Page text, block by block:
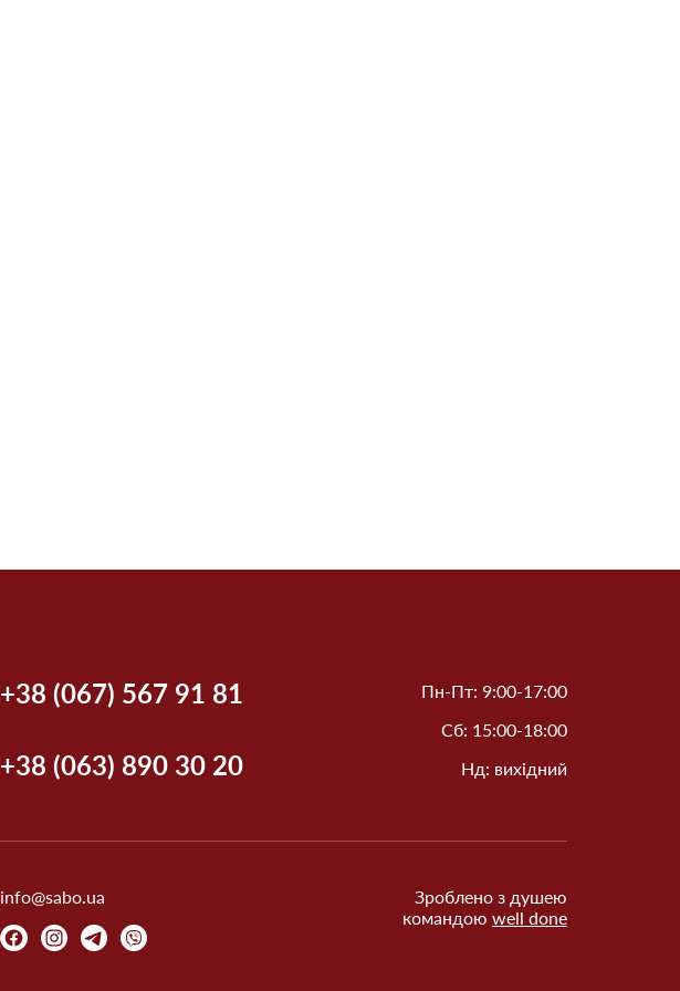
+38 (067) 567 91 81
+38 (063) 890 30 20
Пн-Пт: 9:00-17:00
Сб: 15:00-18:00
Нд: вихідний
info@sabo.ua
Зроблено з душею
командою well done